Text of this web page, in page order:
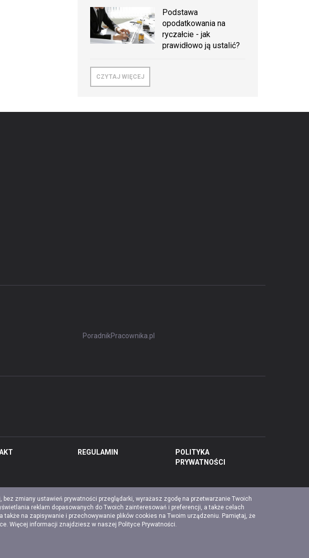
Podstawa
opodatkowania na
ryczałcie - jak
prawidłowo ją ustalić?
CZYTAJ WIĘCEJ
PoradnikPracownika.pl
REGULAMIN
POLITYKA
PRYWATNOŚCI
zmiany ustawień prywatności przeglądarki, wyrażasz zgodę na przetwarzanie Twoich
reklam dopasowanych do Twoich zainteresowań i preferencji, a także celach
także na zapisywanie i przechowywanie plików cookies na Twoim urządzeniu. Pamiętaj, że
Więcej informacji znajdziesz w naszej Polityce Prywatności.